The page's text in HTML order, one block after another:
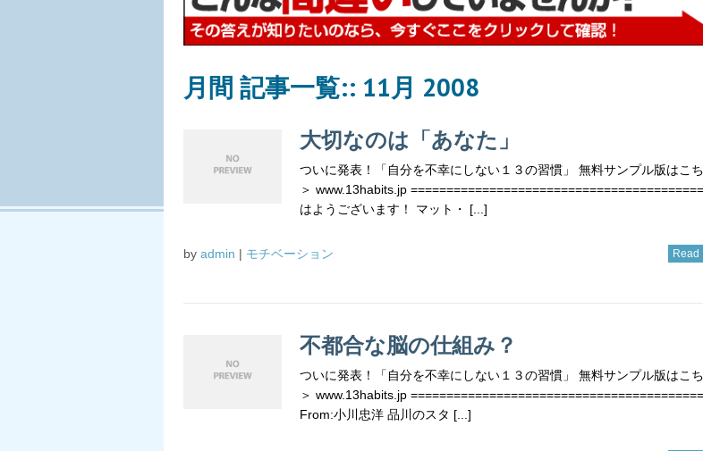
月間 記事一覧:: 11月 2008
大切なのは「あなた」
ついに発表！「自分を不幸にしない１３の習慣」 無料サンプル版はこ
＞ www.13habits.jp
はようございます！ マット・ [...]
by admin | モチベーション Read
不都合な脳の仕組み？
ついに発表！「自分を不幸にしない１３の習慣」 無料サンプル版はこ
＞ www.13habits.jp =========================================
From:小川忠洋 品川のスタ [...]